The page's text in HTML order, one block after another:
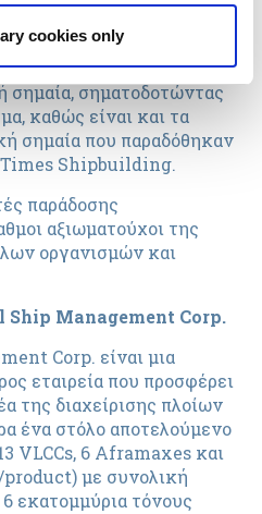
cookies only
& ‘ΑΙΟΛΟΣ’ υψώνουν
σημαία, σηματοδοτώντας
καθώς είναι και τα
σημαία που παραδόθηκαν
Times Shipbuilding.
παράδοσης
αξιωματούχοι της
οργανισμών και
Ship Management Corp.
Corp. είναι μια
εταιρεία που προσφέρει
της διαχείρισης πλοίων
ένα στόλο αποτελούμενο
VLCCs, 6 Aframaxes και
με συνολική
εκατομμύρια τόνους